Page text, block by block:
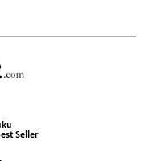
Seller